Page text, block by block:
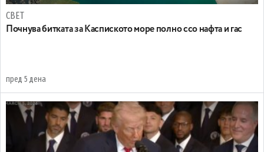
СВЕТ
Почнува битката за Каспиското море полно ссо нафта и гас
пред 5 дена